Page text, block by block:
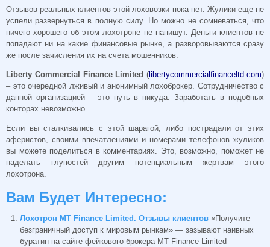
Отзывов реальных клиентов этой лоховозки пока нет. Жулики еще не
успели развернуться в полную силу. Но можно не сомневаться, что
ничего хорошего об этом лохотроне не напишут. Деньги клиентов не
попадают ни на какие финансовые рынке, а разворовываются сразу
же после зачисления их на счета мошенников.
Liberty Commercial Finance Limited ( libertycommercialfinanceltd.com)
– это очередной лживый и анонимный лохоброкер. Сотрудничество с
данной организацией – это путь в никуда. Заработать в подобных
конторах невозможно.
Если вы сталкивались с этой шарагой, либо пострадали от этих
аферистов, своими впечатлениями и номерами телефонов жуликов
вы можете поделиться в комментариях. Это, возможно, поможет не
наделать глупостей другим потенциальным жертвам этого
лохотрона.
Вам Будет Интересно:
Лохотрон MT Finance Limited. Отзывы клиентов «Получите
безграничный доступ к мировым рынкам» — зазывают наивных
буратин на сайте фейкового брокера MT Finance Limited